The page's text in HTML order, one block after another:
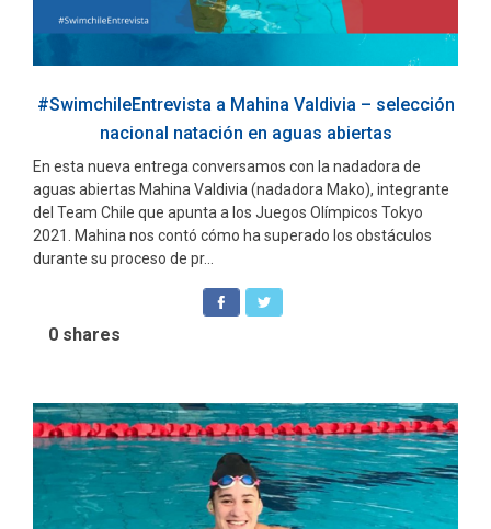
#SwimchileEntrevista a Mahina Valdivia – selección
nacional natación en aguas abiertas
En esta nueva entrega conversamos con la nadadora de
aguas abiertas Mahina Valdivia (nadadora Mako), integrante
del Team Chile que apunta a los Juegos Olímpicos Tokyo
2021. Mahina nos contó cómo ha superado los obstáculos
durante su proceso de pr...
0 shares